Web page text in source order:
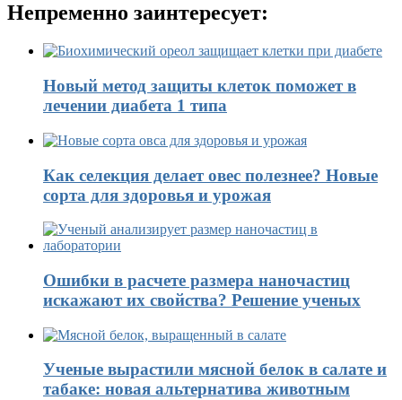
Непременно заинтересует:
Новый метод защиты клеток поможет в
лечении диабета 1 типа
Как селекция делает овес полезнее? Новые
сорта для здоровья и урожая
Ошибки в расчете размера наночастиц
искажают их свойства? Решение ученых
Ученые вырастили мясной белок в салате и
табаке: новая альтернатива животным